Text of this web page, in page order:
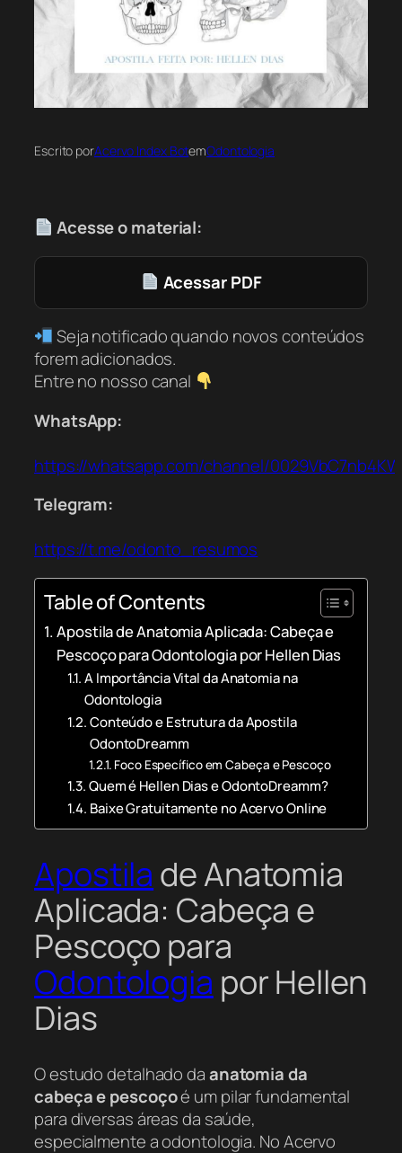
Escrito porAcervo Index BotemOdontologia
Acesse o material:
Acessar PDF
Seja notificado quando novos conteúdos
forem adicionados.
Entre no nosso canal
WhatsApp:
https://whatsapp.com/channel/
Telegram:
https://t.me/odonto_resumos
Table of Contents
Apostila de Anatomia Aplicada: Cabeça e
Pescoço para Odontologia por Hellen Dias
A Importância Vital da Anatomia na
Odontologia
Conteúdo e Estrutura da Apostila
OdontoDreamm
Foco Específico em Cabeça e Pescoço
Quem é Hellen Dias e OdontoDreamm?
Baixe Gratuitamente no Acervo Online
Apostila de Anatomia
Aplicada: Cabeça e
Pescoço para
Odontologia por Hellen
Dias
O estudo detalhado daanatomia da
cabeça e pescoçoé um pilar fundamental
para diversas áreas da saúde,
especialmente a odontologia. No Acervo